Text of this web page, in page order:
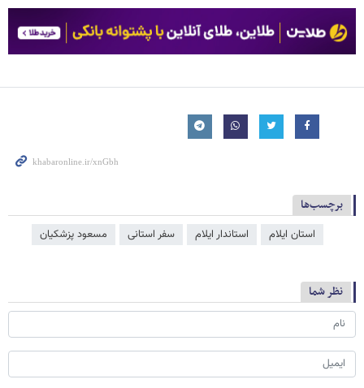
برچسب‌ها
استان ایلام استاندار ایلام سفر استانی مسعود پزشکیان
نظر شما